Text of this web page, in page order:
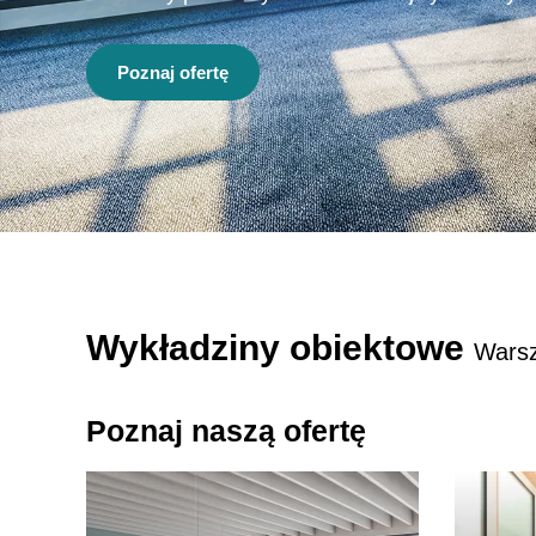
Poznaj ofertę
Wykładziny obiektowe
Poznaj naszą ofertę